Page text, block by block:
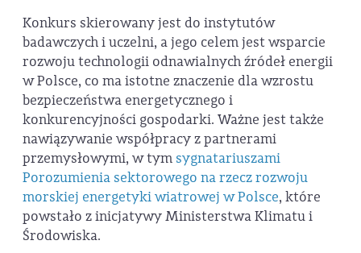
Konkurs skierowany jest do instytutów
badawczych i uczelni, a jego celem jest wsparcie
rozwoju technologii odnawialnych źródeł energii
w Polsce, co ma istotne znaczenie dla wzrostu
bezpieczeństwa energetycznego i
konkurencyjności gospodarki. Ważne jest także
nawiązywanie współpracy z partnerami
przemysłowymi, w tym sygnatariuszami
Porozumienia sektorowego na rzecz rozwoju
morskiej energetyki wiatrowej w Polsce, które
powstało z inicjatywy Ministerstwa Klimatu i
Środowiska.